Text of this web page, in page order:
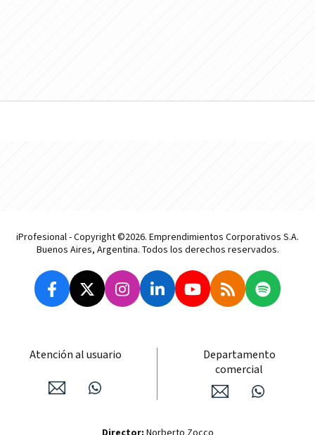
iProfesional - Copyright ©2026. Emprendimientos Corporativos S.A.
Buenos Aires, Argentina. Todos los derechos reservados.
Atención al usuario
Departamento
comercial